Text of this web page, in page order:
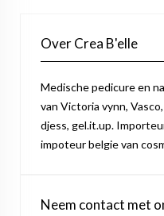
Over Crea B'elle
Medische pedicure en
van Victoria vynn,
djess, gel.it.up.
impoteur belgie van
Neem contact met